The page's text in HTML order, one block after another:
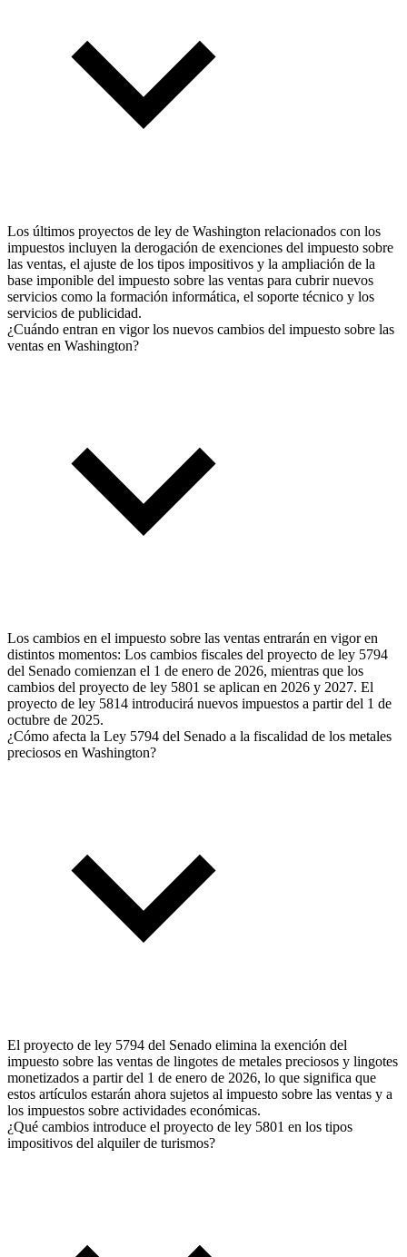
Los últimos proyectos de ley de Washington relacionados con los
impuestos incluyen la derogación de exenciones del impuesto sobre
las ventas, el ajuste de los tipos impositivos y la ampliación de la
base imponible del impuesto sobre las ventas para cubrir nuevos
servicios como la formación informática, el soporte técnico y los
servicios de publicidad.
¿Cuándo entran en vigor los nuevos cambios del impuesto sobre las
ventas en Washington?
Los cambios en el impuesto sobre las ventas entrarán en vigor en
distintos momentos: Los cambios fiscales del proyecto de ley 5794
del Senado comienzan el 1 de enero de 2026, mientras que los
cambios del proyecto de ley 5801 se aplican en 2026 y 2027. El
proyecto de ley 5814 introducirá nuevos impuestos a partir del 1 de
octubre de 2025.
¿Cómo afecta la Ley 5794 del Senado a la fiscalidad de los metales
preciosos en Washington?
El proyecto de ley 5794 del Senado elimina la exención del
impuesto sobre las ventas de lingotes de metales preciosos y lingotes
monetizados a partir del 1 de enero de 2026, lo que significa que
estos artículos estarán ahora sujetos al impuesto sobre las ventas y a
los impuestos sobre actividades económicas.
¿Qué cambios introduce el proyecto de ley 5801 en los tipos
impositivos del alquiler de turismos?